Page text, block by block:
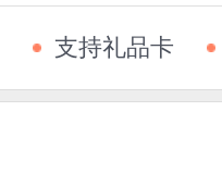
支持礼品卡